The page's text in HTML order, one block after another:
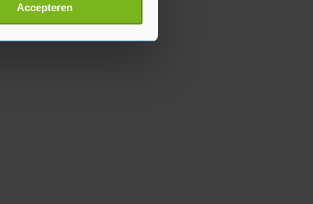
detailgedeelte
Accepteren